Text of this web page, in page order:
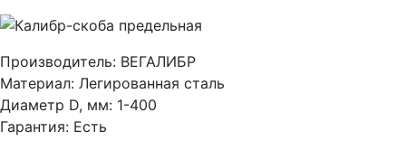
Производитель: ВЕГАЛИБР
Материал: Легированная сталь
Диаметр D, мм: 1-400
Гарантия: Есть